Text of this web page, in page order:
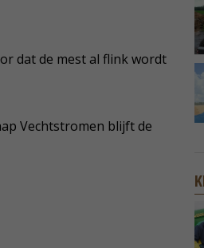
dat de mest al flink wordt
Vechtstromen blijft de